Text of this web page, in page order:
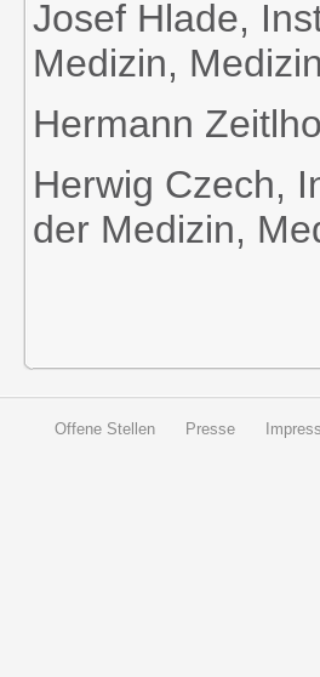
Josef Hlade,
Medizin,
Hermann
Herwig Czech,
der Medizin,
Offene Stellen Presse